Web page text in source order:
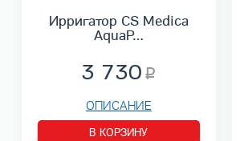
Ирригатор CS Medica
AquaP…
3 730
ОПИСАНИЕ
В КОРЗИНУ